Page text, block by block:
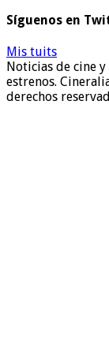
las
Síguenos en
Mis tuits
Noticias de cine
estrenos.
derechos